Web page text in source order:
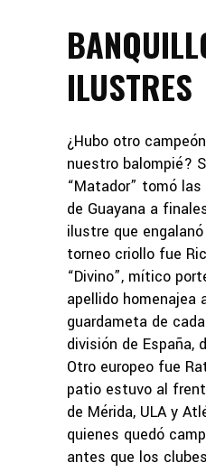
ILUSTRES
¿Hubo otro
nuestro balompié?
“Matador” tomó
de Guayana a
ilustre que
torneo criollo fue
“Divino”, mítico
apellido homenajea
guardameta de
división de España,
Otro europeo fue
patio estuvo al
de Mérida, ULA y
quienes quedó
antes que los